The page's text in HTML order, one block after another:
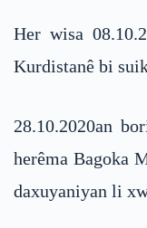
Her wisa
Kurdistanê bi
28.10.2020an
herêma Bagoka
daxuyaniyan li